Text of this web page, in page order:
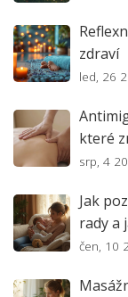
zdraví
led, 26
které
srp, 4
Jak
rady a
čen, 10